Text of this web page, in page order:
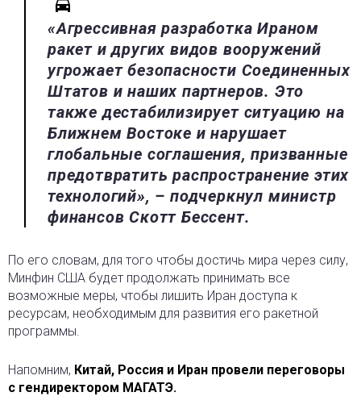
«Агрессивная разработка Ираном
ракет и других видов вооружений
угрожает безопасности Соединенных
Штатов и наших партнеров. Это
также дестабилизирует ситуацию на
Ближнем Востоке и нарушает
глобальные соглашения, призванные
предотвратить распространение этих
технологий», – подчеркнул министр
финансов Скотт Бессент.
По его словам, для того чтобы достичь мира через силу,
Минфин США будет продолжать принимать все
возможные меры, чтобы лишить Иран доступа к
ресурсам, необходимым для развития его ракетной
программы.
Напомним, Китай, Россия и Иран провели переговоры
с гендиректором МАГАТЭ.